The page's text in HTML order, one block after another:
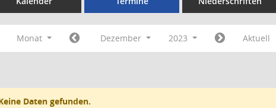
Monat Dezember 2023 Aktuell
Daten gefunden.